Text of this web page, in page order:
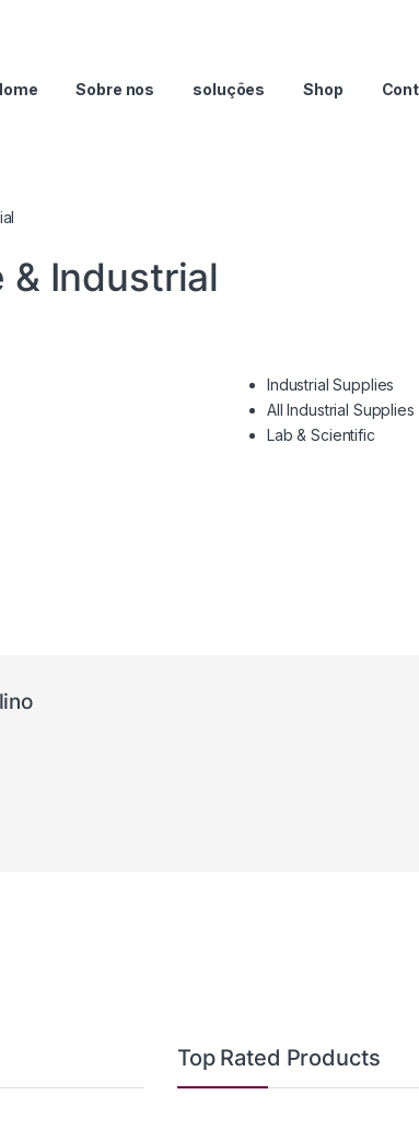
Sobre nos soluções Shop
& Industrial
Industrial Supplies
All Industrial Supplies
Lab & Scientific
Top Rated Products